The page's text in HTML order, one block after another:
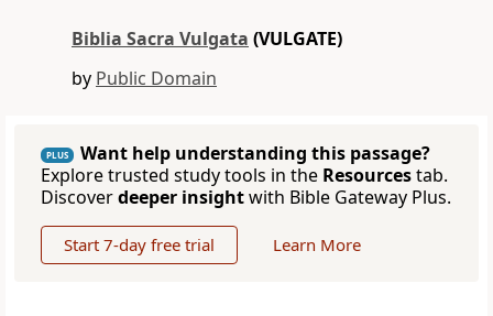
Biblia Sacra Vulgata (VULGATE)
by Public Domain
PLUS
Want help understanding this passage?
Explore trusted study tools in the Resourcestab.
Discoverdeeper insightwith Bible Gateway Plus.
Start 7-day free trial Learn More